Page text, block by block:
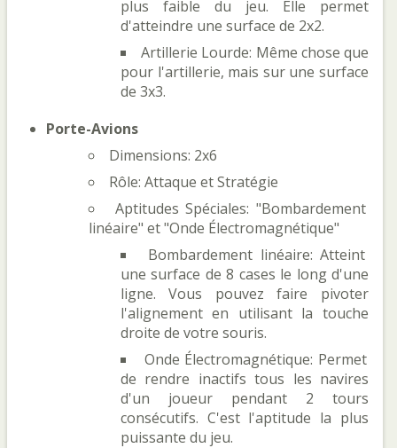
plus faible du jeu. Elle permet
d'atteindre une surface de 2x2.
Artillerie Lourde: Même chose que
pour l'artillerie, mais sur une surface
de 3x3.
Porte-Avions
Dimensions: 2x6
Rôle: Attaque et Stratégie
Aptitudes Spéciales: "Bombardement
linéaire" et "Onde Électromagnétique"
Bombardement linéaire: Atteint
une surface de 8 cases le long d'une
ligne. Vous pouvez faire pivoter
l'alignement en utilisant la touche
droite de votre souris.
Onde Électromagnétique: Permet
de rendre inactifs tous les navires
d'un joueur pendant 2 tours
consécutifs. C'est l'aptitude la plus
puissante du jeu.